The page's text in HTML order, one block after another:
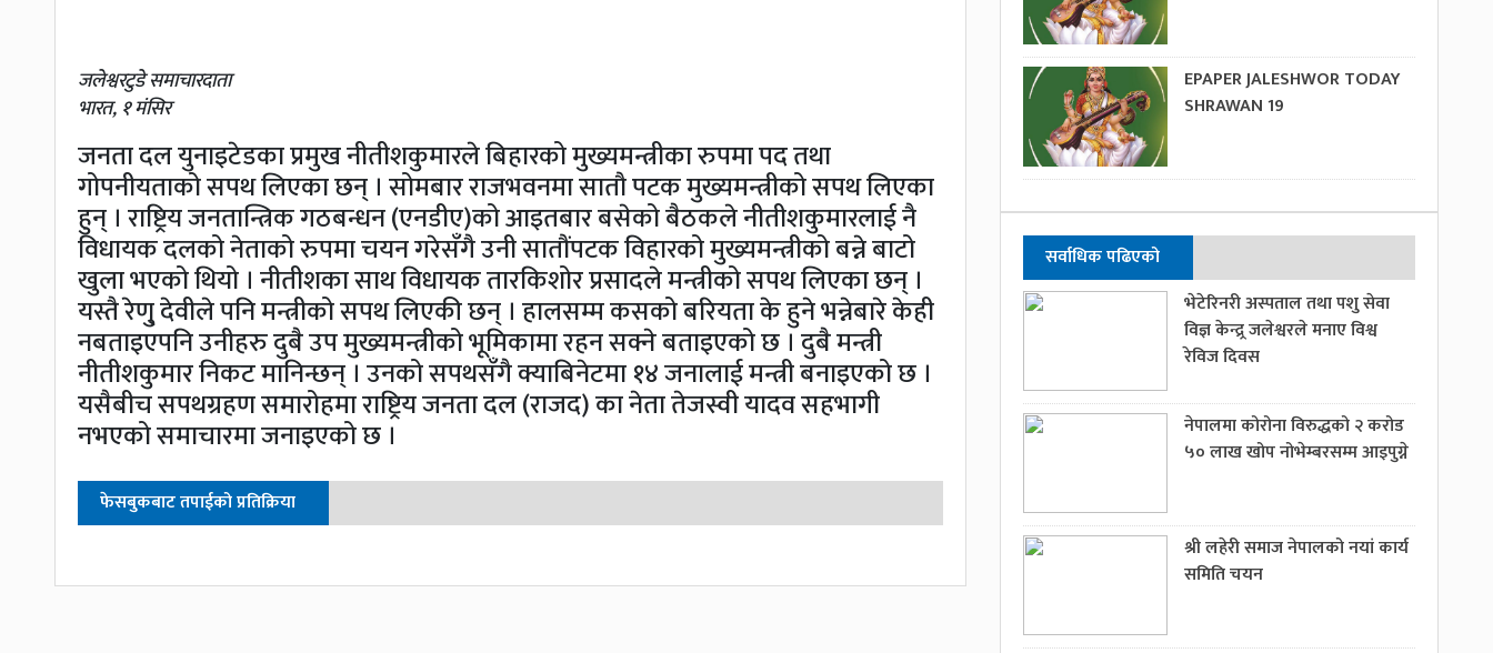
जलेश्वरटुडे समाचारदाता
भारत, १ मंसिर
जनता दल युनाइटेडका प्रमुख नीतीशकुमारले बिहारको मुख्यमन्त्रीका रुपमा पद तथा
गोपनीयताको सपथ लिएका छन् । सोमबार राजभवनमा सातौ पटक मुख्यमन्त्रीको सपथ लिएका
हुन् । राष्ट्रिय जनतान्त्रिक गठबन्धन (एनडीए)को आइतबार बसेको बैठकले नीतीशकुमारलाई नै
विधायक दलको नेताको रुपमा चयन गरेसँगै उनी सातौंपटक विहारको मुख्यमन्त्रीको बन्ने बाटो
खुला भएको थियो । नीतीशका साथ विधायक तारकिशोर प्रसादले मन्त्रीको सपथ लिएका छन् ।
यस्तै रेणु् देवीले पनि मन्त्रीको सपथ लिएकी छन् । हालसम्म कसको बरियता के हुने भन्नेबारे केही
नबताइएपनि उनीहरु दुबै उप मुख्यमन्त्रीको भूमिकामा रहन सक्ने बताइएको छ । दुबै मन्त्री
नीतीशकुमार निकट मानिन्छन् । उनको सपथसँगै क्याबिनेटमा १४ जनालाई मन्त्री बनाइएको छ ।
यसैबीच सपथग्रहण समारोहमा राष्ट्रिय जनता दल (राजद) का नेता तेजस्वी यादव सहभागी
नभएको समाचारमा जनाइएको छ ।
फेसबुकबाट तपाईको प्रतिक्रिया
EPAPER JALESHWOR TODAY
SHRAWAN 19
सर्वाधिक पढिएको
भेटेरिनरी अस्पताल तथा पशु सेवा
विज्ञ केन्द्र्र जलेश्वरले मनाए विश्व
रेविज दिवस
नेपालमा कोरोना विरुद्धको २ करोड
५० लाख खोप नोभेम्बरसम्म आइपुग्ने
श्री लहेरी समाज नेपालको नयां कार्य
समिति चयन